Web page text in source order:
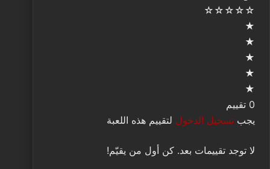
☆
☆
☆
☆
☆
★
★
★
★
★
0 تقييم
يجب تسجيل الدخول لتقييم هذه اللعبة
لا توجد تقييمات بعد. كن أول من يقيّم!